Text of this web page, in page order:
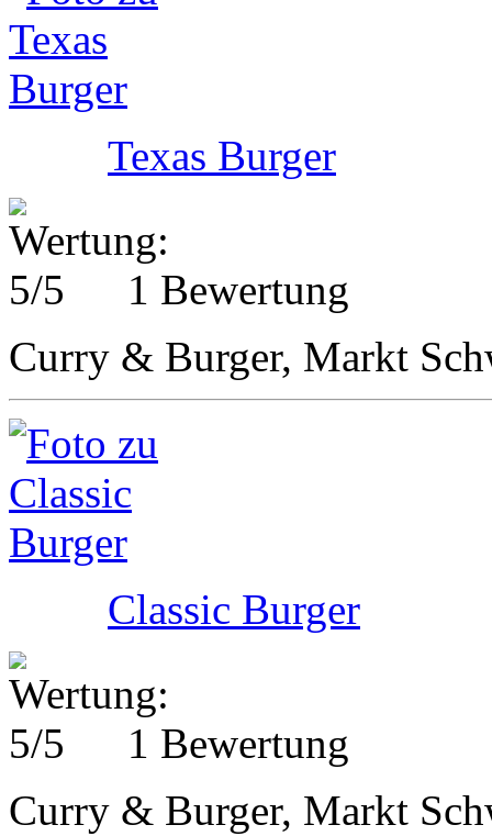
Texas Burger
1 Bewertung
Curry & Burger, Markt
Classic Burger
1 Bewertung
Curry & Burger, Markt